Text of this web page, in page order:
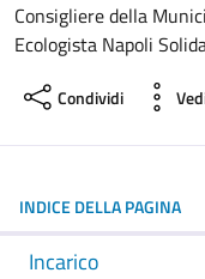
Consigliere della
Ecologista Napoli
Condividi
INDICE DELLA PAGINA
Incarico